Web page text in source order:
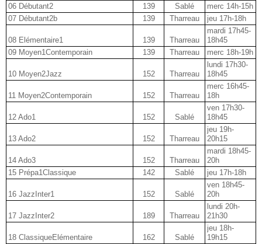
06 Débutant2
139 Sablé
merc 14h-15h
07 Débutant2b
139 Tharreau jeu 17h-18h
08 Elémentaire1 139 Tharreau
mardi 17h45-
18h45
09 Moyen1Contemporain
139 Tharreau merc 18h-19h
10 Moyen2Jazz 152 Tharreau
lundi 17h30-
18h45
11 Moyen2Contemporain 152 Tharreau
merc 16h45-
18h
12 Ado1 152 Sablé
ven 17h30-
18h45
13 Ado2 152 Tharreau
jeu 19h-
20h15
14 Ado3 152 Tharreau
mardi 18h45-
20h
15 Prépa1Classique
142 Sablé jeu 17h-18h
16 JazzInter1 152 Sablé
ven 18h45-
20h
17 JazzInter2 189 Tharreau
lundi 20h-
21h30
18 ClassiqueElémentaire 162 Sablé
jeu 18h-
19h15